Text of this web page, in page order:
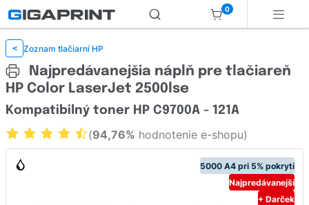
0
< Zoznam tlačiarní HP
Najpredávanejšia náplň pre tlačiareň
HP Color LaserJet 2500lse
5000 A4 pri 5% pokrytí
Najpredávanejší
+ Darček
Kompatibilný toner HP C9700A - 121A
(94,76% hodnotenie e-shopu)